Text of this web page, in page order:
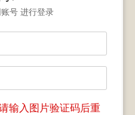
号 进行登录
输入图片验证码后重